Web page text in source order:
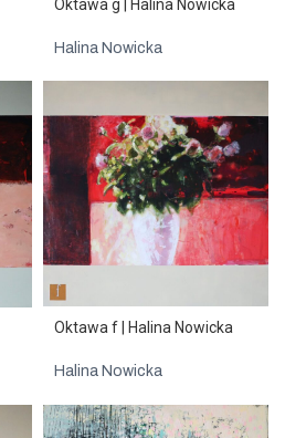
Oktawa g | Halina Nowicka
Halina Nowicka
Oktawa f | Halina Nowicka
Halina Nowicka